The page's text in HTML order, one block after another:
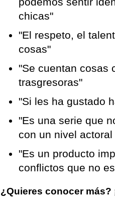
chicas"
"El respeto, el
cosas"
"Se cuentan cosas
trasgresoras"
"Si les ha gustado
"Es una serie que
con un nivel
"Es un producto
conflictos que no
¿Quieres conocer más?